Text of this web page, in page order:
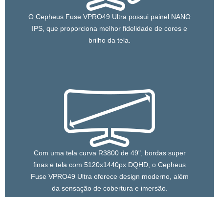
O Cepheus Fuse VPRO49 Ultra possui painel NANO
IPS, que proporciona melhor fidelidade de cores e
brilho da tela.
Com uma tela curva R3800 de 49", bordas super
finas e tela com 5120x1440px DQHD, o Cepheus
Fuse VPRO49 Ultra oferece design moderno, além
da sensação de cobertura e imersão.